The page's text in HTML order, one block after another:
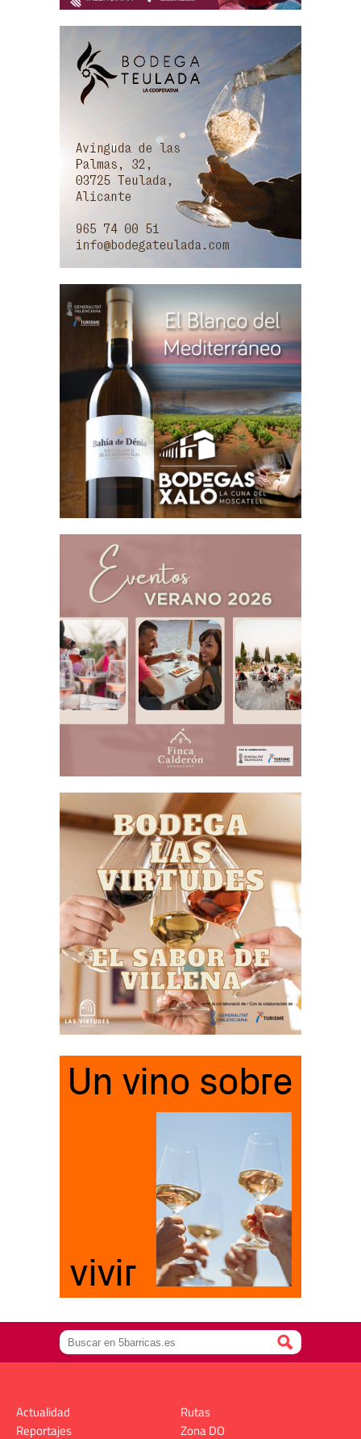
Actualidad
Reportajes
Rutas
Zona DO